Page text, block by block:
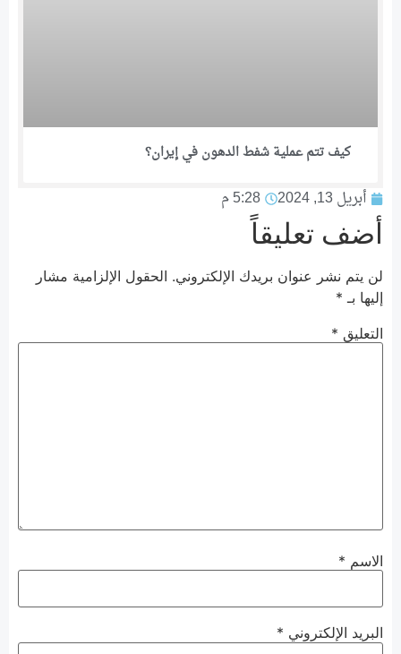
كيف تتم عملية شفط الدهون في إيران؟
أبريل 13, 2024 5:28 م
أضف تعليقاً
لن يتم نشر عنوان بريدك الإلكتروني. الحقول الإلزامية مشار
إليها بـ *
التعليق*
الاسم*
البريد الإلكتروني*